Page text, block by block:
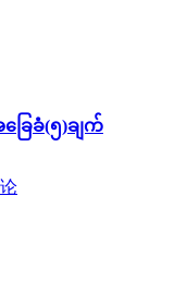
ခြေခံ(၅)ချက်